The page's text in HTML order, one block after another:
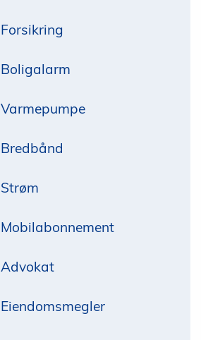
Forsikring
Boligalarm
Varmepumpe
Bredbånd
Strøm
Mobilabonnement
Advokat
Eiendomsmegler